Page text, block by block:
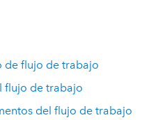
de flujo de trabajo
flujo de trabajo
del flujo de trabajo